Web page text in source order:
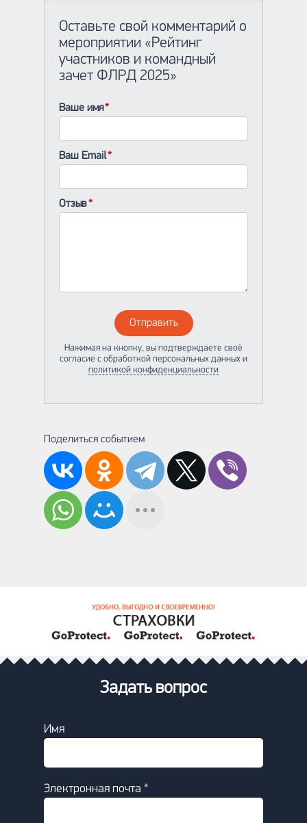
Оставьте свой комментарий о
мероприятии «Рейтинг
участников и командный
зачет ФЛРД 2025»
Ваше имя
Ваш Email
Отзыв
Отправить
Нажимая на кнопку, вы подтверждаете своё
согласие с обработкой персональных данных и
политикой конфиденциальности
Поделиться событием
Задать вопрос
Имя
Электронная почта *